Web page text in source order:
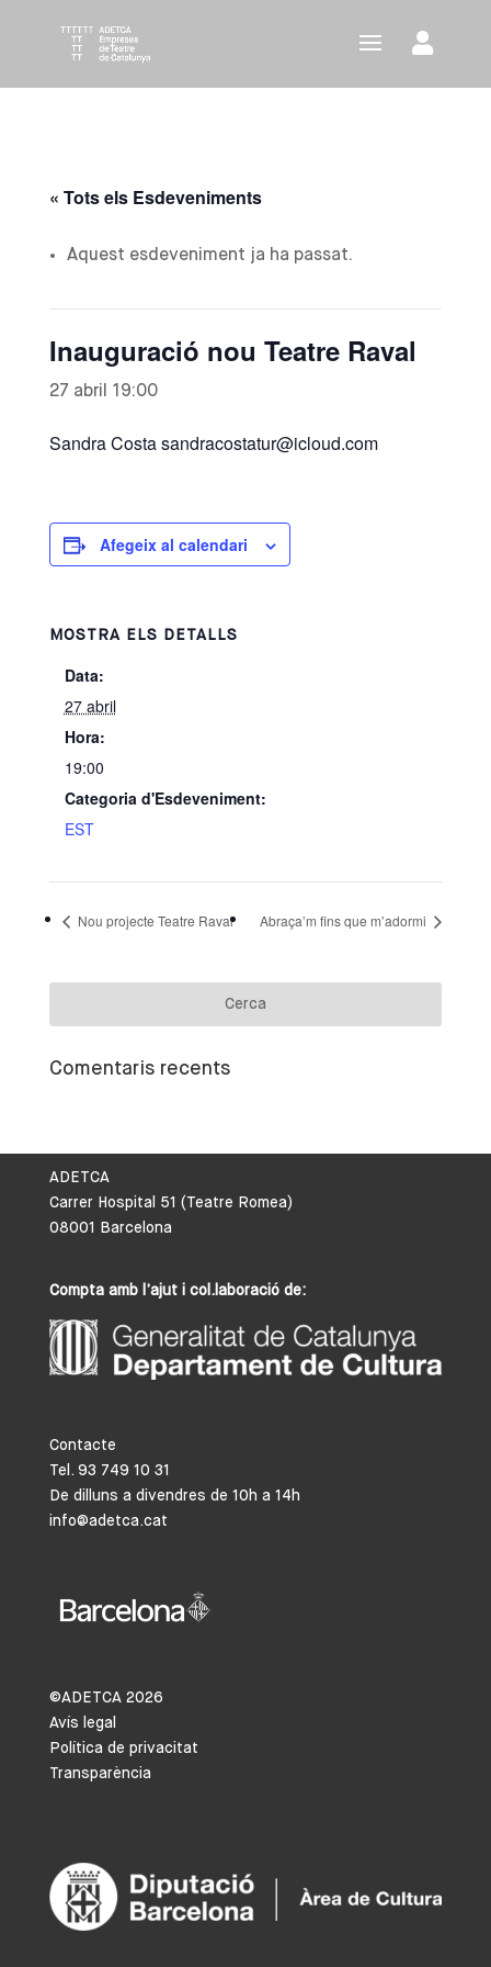
« Tots els Esdeveniments
Aquest esdeveniment ja ha passat.
Inauguració nou Teatre Raval
27 abril 19:00
Sandra Costa sandracostatur@icloud.com
Afegeix al calendari
MOSTRA ELS DETALLS
Data:
27 abril
Hora:
19:00
Categoria d'Esdeveniment:
EST
Nou projecte Teatre Raval Abraça’m fins que m’adormi
Comentaris recents
ADETCA
Carrer Hospital 51 (Teatre Romea)
08001 Barcelona
Compta amb l’ajut i col.laboració de:
Contacte
Tel. 93 749 10 31
De dilluns a divendres de 10h a 14h
info@adetca.cat
©ADETCA 2026
Avís legal
Política de privacitat
Transparència